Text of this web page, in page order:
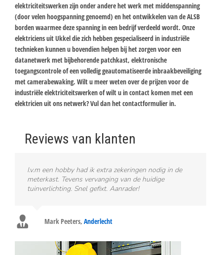
elektriciteitswerken zijn onder andere het werk met middenspanning
(door velen hoogspanning genoemd) en het ontwikkelen van de ALSB
borden waarmee deze spanning in een bedrijf verdeeld wordt. Onze
elektriciens uit Ukkel die zich hebben gespecialiseerd in industriële
technieken kunnen u bovendien helpen bij het zorgen voor een
datanetwerk met bijbehorende patchkast, elektronische
toegangscontrole of een volledig geautomatiseerde inbraakbeveiliging
met camerabewaking. Wilt u meer weten over de prijzen voor de
industriële elektriciteitswerken of wilt u in contact komen met een
elektricien uit ons netwerk? Vul dan het contactformulier in.
Reviews van klanten
I.v.m een hobby had ik extra zekeringen nodig in de
meterkast. Tevens vervanging van de huidige
tuinverlichting. Snel gefixt. Aanrader!
Mark Peeters, Anderlecht